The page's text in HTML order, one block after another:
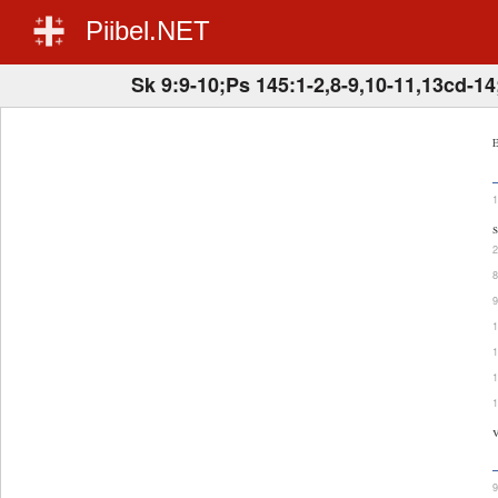
Piibel.NET
Sk 9:9-10;Ps 145:1-2,8-9,10-11,13cd-
1
2
8
9
9